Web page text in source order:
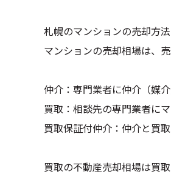
札幌のマンションの売却方
マンションの売却相場は、
仲介：専門業者に仲介（媒
買取：相談先の専門業者に
買取保証付仲介：仲介と買
買取の不動産売却相場は買